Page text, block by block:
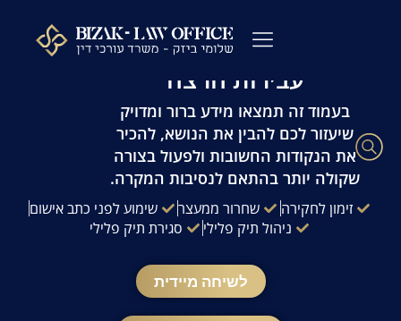
עו"ד פלילי שלומי ביזק | זמינות 24/7 | ייעוץ
מהיר ודיסקרטי
עבירות הרצח
בעמוד זה תמצאו מידע ברור ומדויק
שיעזור לכם להבין את הנושא, להכיר
את הנקודות החשובות ולפעול בצורה
שקולה יותר בהתאם לנסיבות המקרה.
זימון לחקירה שחרור ממעצר
שימוע לפני כתב אישום
ניהול תיק פלילי
סגירת תיק פלילי
לשיחה מיידית